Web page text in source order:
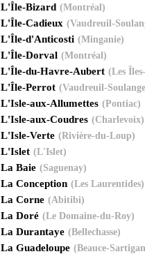
L'Île-Bizard (Montréal)
L'Île-Cadieux (Vaudreuil-
L'Île-d'Anticosti (Minganie)
L'Île-Dorval (Montréal)
L'Île-du-Havre-Aubert (Les
L'Île-Perrot (Vaudreuil-
L'Isle-aux-Allumettes (Pontiac)
L'Isle-aux-Coudres (Charlevoix)
L'Isle-Verte (Rivière-du-Loup)
L'Islet (L'Islet)
La Baie (Saguenay)
La Conception (Les Laurentides)
La Corne (Abitibi)
La Doré (Le Domaine-du-Roy)
La Durantaye (Bellechasse)
La Guadeloupe (Beauce-